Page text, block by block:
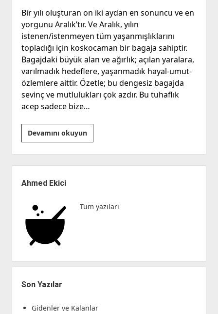
Bir yılı oluşturan on iki aydan en sonuncu ve en
yorgunu Aralık’tır. Ve Aralık, yılın
istenen/istenmeyen tüm yaşanmışlıklarını
topladığı için koskocaman bir bagaja sahiptir.
Bagajdaki büyük alan ve ağırlık; açılan yaralara,
varılmadık hedeflere, yaşanmadık hayal-umut-
özlemlere aittir. Özetle; bu dengesiz bagajda
sevinç ve mutlulukları çok azdır. Bu tuhaflık
acep sadece bize…
Devamını okuyunYorgun
ve
Karanlık
Aralık
Menü
Ahmed Ekici
Tüm yazıları
Son Yazılar
Gidenler ve Kalanlar